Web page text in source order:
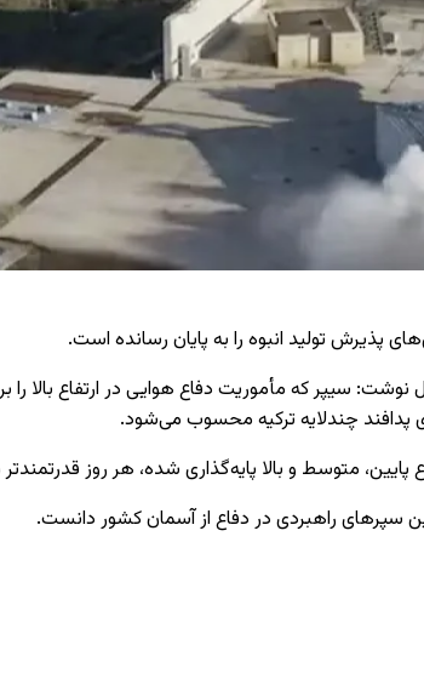
پذیرش تولید انبوه را به پایان رسانده است.
سیپر که مأموریت دفاع هوایی در ارتفاع بالا را
چندلایه ترکیه محسوب می‌شود.
پایین، متوسط و بالا پایه‌گذاری شده، هر روز
سپرهای راهبردی در دفاع از آسمان کشور دانست.